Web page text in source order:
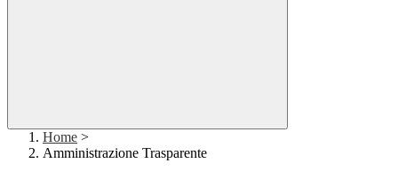
Home >
Amministrazione Trasparente